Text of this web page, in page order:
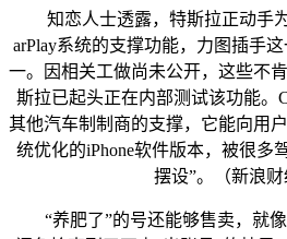
知恋人士透露，特斯拉正动手为
arPlay系统的支撑功能，力图插手
一。因相关工做尚未公开，这些不
斯拉已起头正在内部测试该功能。
其他汽车制制商的支撑，它能向用
统优化的iPhone软件版本，被很多
摆设”。（新浪财
“养肥了”的号还能够售卖，就像